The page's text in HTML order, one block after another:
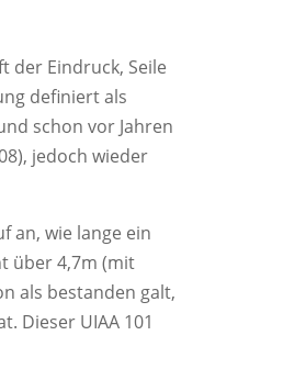
der Eindruck, Seile
definiert als
schon vor Jahren
jedoch wieder
an, wie lange ein
über 4,7m (mit
als bestanden galt,
Dieser UIAA 101